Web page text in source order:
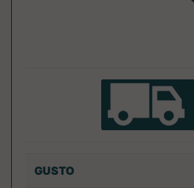
GUSTO